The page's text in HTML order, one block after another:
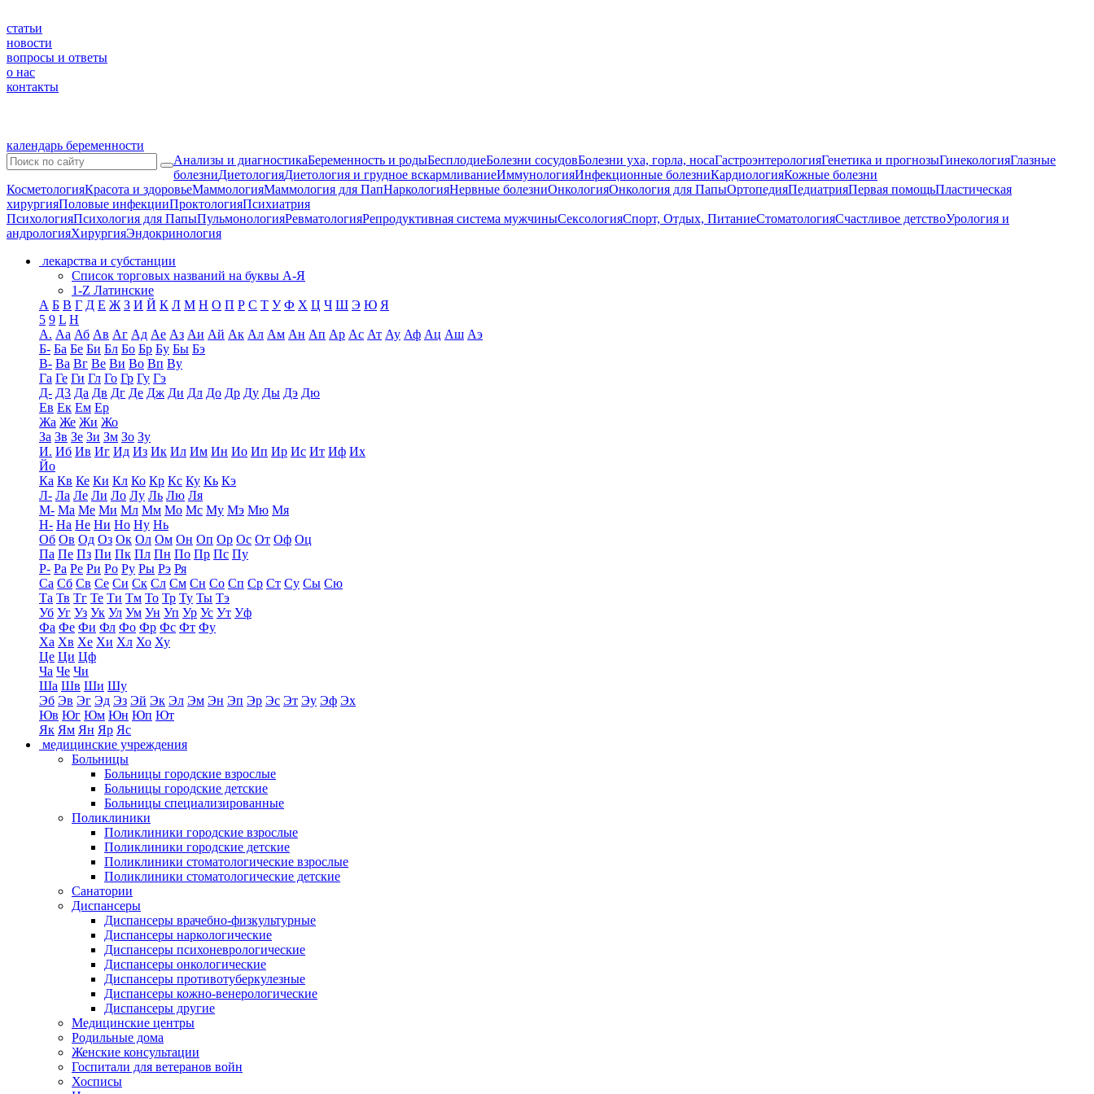
статьи
новости
вопросы и ответы
о нас
контакты
календарь беременности
Анализы и диагностикаБеременность и родыБесплодиеБолезни сосудовБолезни уха, горла, носаГастроэнтерологияГенетика и прогнозыГинекологияГлазные
болезниДиетологияДиетология и грудное вскармливаниеИммунологияИнфекционные болезниКардиологияКожные болезни
КосметологияКрасота и здоровьеМаммологияМаммология для ПапНаркологияНервные болезниОнкологияОнкология для ПапыОртопедияПедиатрияПервая помощьПластическая
хирургияПоловые инфекцииПроктологияПсихиатрия
ПсихологияПсихология для ПапыПульмонологияРевматологияРепродуктивная система мужчиныСексологияСпорт, Отдых, ПитаниеСтоматологияСчастливое детствоУрология и
андрологияХирургияЭндокринология
лекарства и субстанции
Список торговых названий на буквы А-Я
1-Z Латинские
А Б В Г Д Е Ж З И Й К Л М Н О П Р С Т У Ф Х Ц Ч Ш Э Ю Я
5 9 L H
А. Аа Аб Ав Аг Ад Ае Аз Аи Ай Ак Ал Ам Ан Ап Ар Ас Ат Ау Аф Ац Аш Аэ
Б- Ба Бе Би Бл Бо Бр Бу Бы Бэ
В- Ва Вг Ве Ви Во Вп Ву
Га Ге Ги Гл Го Гр Гу Гэ
Д- Д3 Да Дв Дг Де Дж Ди Дл До Др Ду Ды Дэ Дю
Ев Ек Ем Ер
Жа Же Жи Жо
За Зв Зе Зи Зм Зо Зу
И. Иб Ив Иг Ид Из Ик Ил Им Ин Ио Ип Ир Ис Ит Иф Их
Йо
Ка Кв Ке Ки Кл Ко Кр Кс Ку Кь Кэ
Л- Ла Ле Ли Ло Лу Ль Лю Ля
М- Ма Ме Ми Мл Мм Мо Мс Му Мэ Мю Мя
Н- На Не Ни Но Ну Нь
Об Ов Од Оз Ок Ол Ом Он Оп Ор Ос От Оф Оц
Па Пе Пз Пи Пк Пл Пн По Пр Пс Пу
Р- Ра Ре Ри Ро Ру Ры Рэ Ря
Са Сб Св Се Си Ск Сл См Сн Со Сп Ср Ст Су Сы Сю
Та Тв Тг Те Ти Тм То Тр Ту Ты Тэ
Уб Уг Уз Ук Ул Ум Ун Уп Ур Ус Ут Уф
Фа Фе Фи Фл Фо Фр Фс Фт Фу
Ха Хв Хе Хи Хл Хо Ху
Це Ци Цф
Ча Че Чи
Ша Шв Ши Шу
Эб Эв Эг Эд Эз Эй Эк Эл Эм Эн Эп Эр Эс Эт Эу Эф Эх
Юв Юг Юм Юн Юп Ют
Як Ям Ян Яр Яс
медицинские учреждения
Больницы
Больницы городские взрослые
Больницы городские детские
Больницы специализированные
Поликлиники
Поликлиники городские взрослые
Поликлиники городские детские
Поликлиники стоматологические взрослые
Поликлиники стоматологические детские
Санатории
Диспансеры
Диспансеры врачебно-физкультурные
Диспансеры наркологические
Диспансеры психоневрологические
Диспансеры онкологические
Диспансеры противотуберкулезные
Диспансеры кожно-венерологические
Диспансеры другие
Медицинские центры
Родильные дома
Женские консультации
Госпитали для ветеранов войн
Хосписы